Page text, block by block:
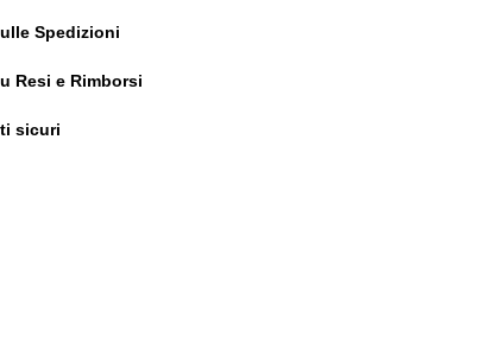
Spedizioni
Resi e Rimborsi
sicuri